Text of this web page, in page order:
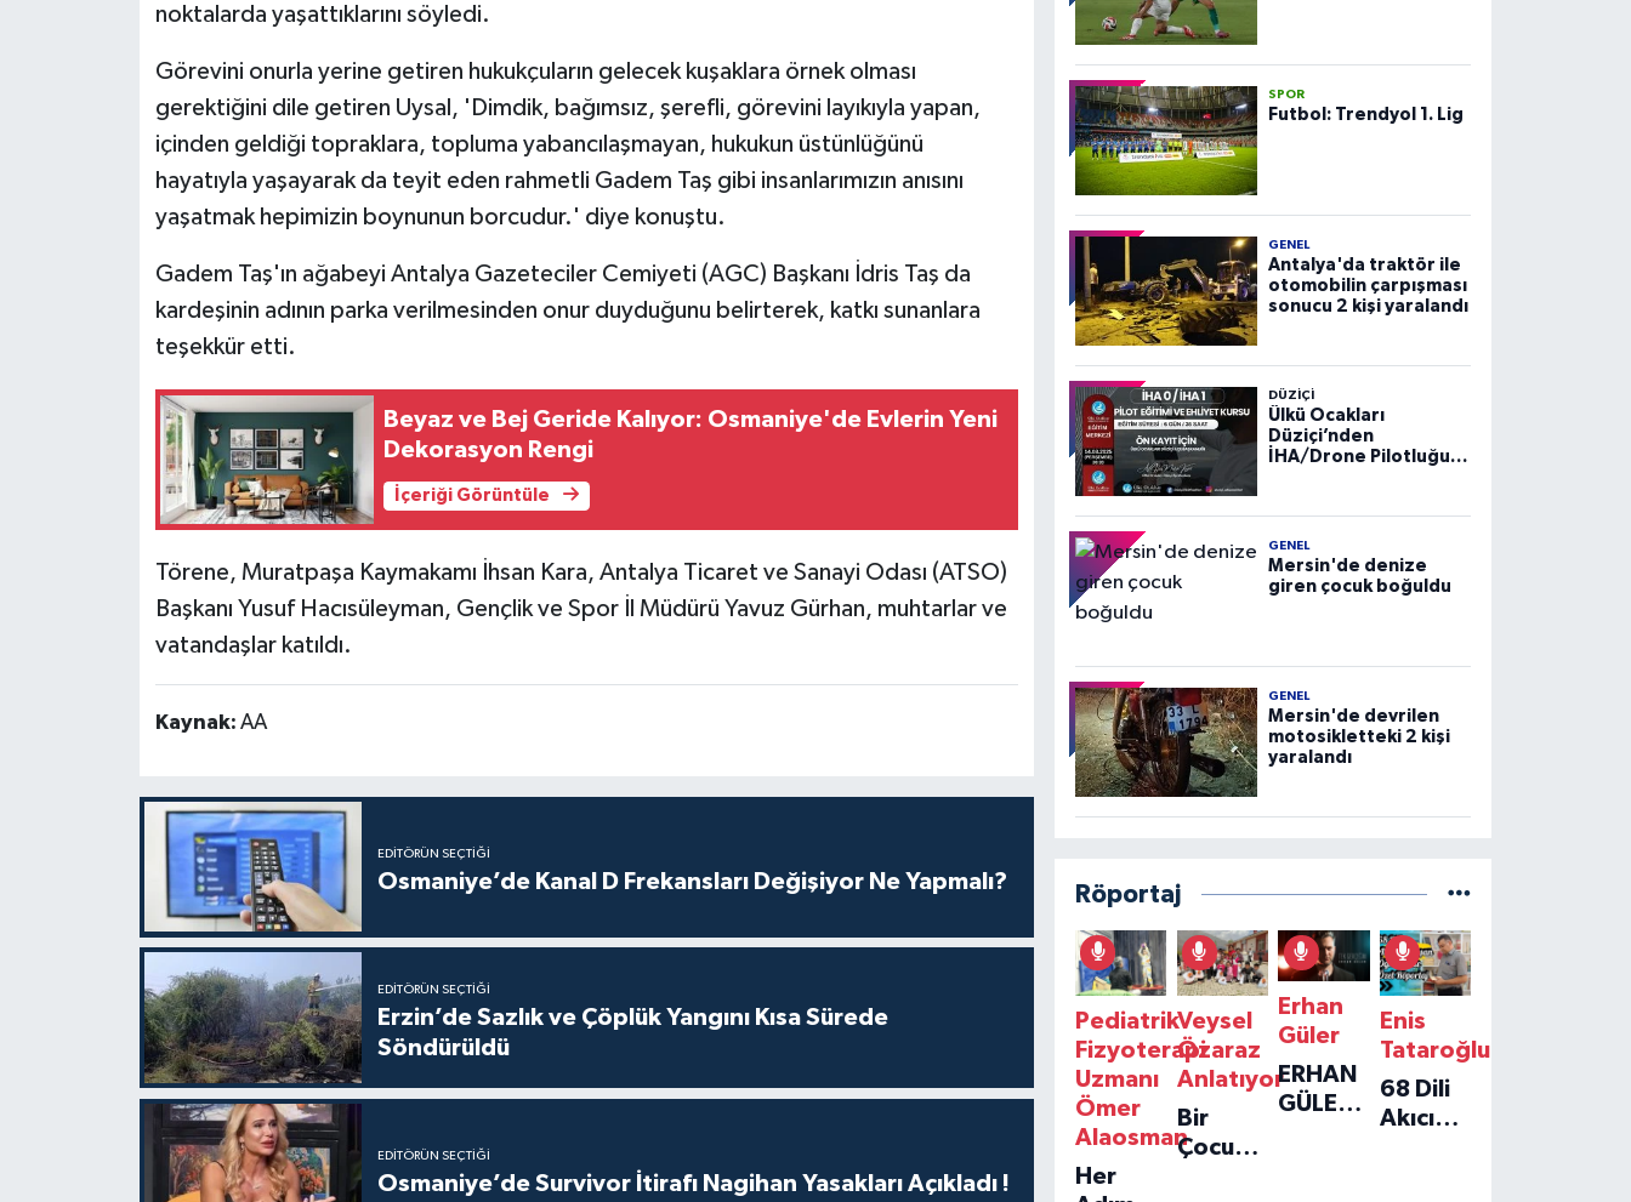
noktalarda yaşattıklarını söyledi.
Görevini onurla yerine getiren hukukçuların gelecek kuşaklara örnek olması
gerektiğini dile getiren Uysal, 'Dimdik, bağımsız, şerefli, görevini layıkıyla yapan,
içinden geldiği topraklara, topluma yabancılaşmayan, hukukun üstünlüğünü
hayatıyla yaşayarak da teyit eden rahmetli Gadem Taş gibi insanlarımızın anısını
yaşatmak hepimizin boynunun borcudur.' diye konuştu.
Gadem Taş'ın ağabeyi Antalya Gazeteciler Cemiyeti (AGC) Başkanı İdris Taş da
kardeşinin adının parka verilmesinden onur duyduğunu belirterek, katkı sunanlara
teşekkür etti.
Beyaz ve Bej Geride Kalıyor: Osmaniye'de Evlerin Yeni
Dekorasyon Rengi
İçeriği Görüntüle
Törene, Muratpaşa Kaymakamı İhsan Kara, Antalya Ticaret ve Sanayi Odası (ATSO)
Başkanı Yusuf Hacısüleyman, Gençlik ve Spor İl Müdürü Yavuz Gürhan, muhtarlar ve
vatandaşlar katıldı.
Kaynak: AA
EDITÖRÜN SEÇTIĞI
Osmaniye’de Kanal D Frekansları Değişiyor Ne Yapmalı?
EDITÖRÜN SEÇTIĞI
Erzin’de Sazlık ve Çöplük Yangını Kısa Sürede
Söndürüldü
EDITÖRÜN SEÇTIĞI
Osmaniye’de Survivor İtirafı Nagihan Yasakları Açıkladı !
SPOR
Futbol: Trendyol 1. Lig
GENEL
Antalya'da traktör ile
otomobilin çarpışması
sonucu 2 kişi yaralandı
DÜZIÇI
Ülkü Ocakları
Düziçi’nden
İHA/Drone Pilotluğu
GENEL
Mersin'de denize
giren çocuk boğuldu
GENEL
Mersin'de devrilen
motosikletteki 2 kişi
yaralandı
Röportaj
Pediatrik
Fizyoterapi
Uzmanı
Ömer
Alaosman
Her
Veysel
Özaraz
Anlatıyor
Bir
Çocuğun
Erhan
Güler
ERHAN
GÜLER'IN
Enis
Tataroğlu
68 Dili
Akıcı